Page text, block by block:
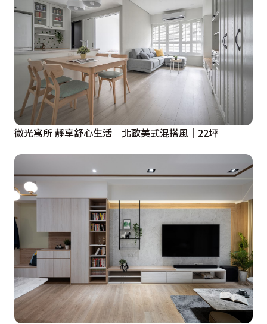
微光寓所 靜享舒心生活│北歐美式混搭風│22坪